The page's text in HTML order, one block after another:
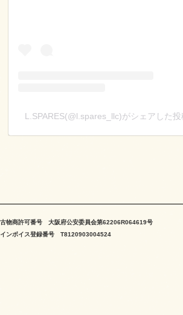
L.SPARES(@l.spares_llc)がシェアした投
古物商許可番号 大阪府公安委員会第62206R064619号
インボイス登録番号 T8120903004524